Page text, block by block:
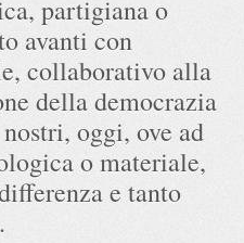
partigiana o
avanti con
collaborativo alla
della democrazia
oggi, ove ad
o materiale,
e tanto